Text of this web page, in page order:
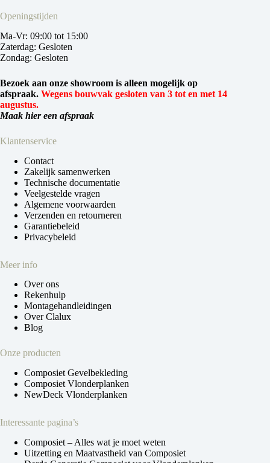
Openingstijden
Ma-Vr: 09:00 tot 15:00
Zaterdag: Gesloten
Zondag: Gesloten
Bezoek aan onze showroom is alleen mogelijk op
afspraak. Wegens bouwvak gesloten van 3 tot en met 14
augustus.
Maak hier een afspraak
Klantenservice
Contact
Zakelijk samenwerken
Technische documentatie
Veelgestelde vragen
Algemene voorwaarden
Verzenden en retourneren
Garantiebeleid
Privacybeleid
Meer info
Over ons
Rekenhulp
Montagehandleidingen
Over Clalux
Blog
Onze producten
Composiet Gevelbekleding
Composiet Vlonderplanken
NewDeck Vlonderplanken
Interessante pagina’s
Composiet – Alles wat je moet weten
Uitzetting en Maatvastheid van Composiet